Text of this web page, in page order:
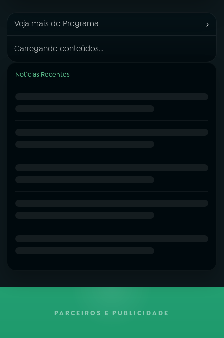
Veja mais do Programa ›
Carregando conteúdos...
Notícias Recentes
PARCEIROS E PUBLICIDADE